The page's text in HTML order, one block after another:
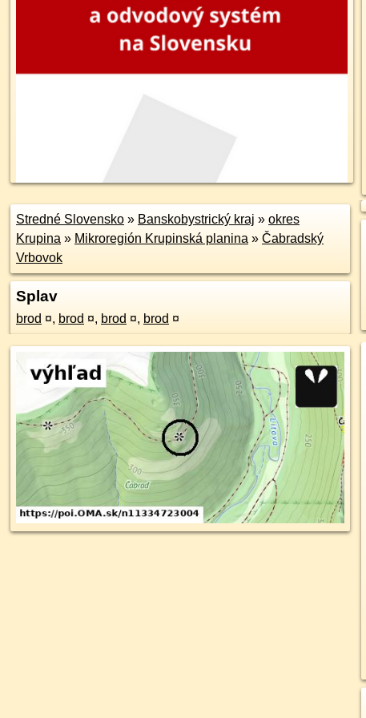
Stredné Slovensko » Banskobystrický kraj » okres
Krupina » Mikroregión Krupinská planina » Čabradský
Vrbovok
Splav
brod ¤, brod ¤, brod ¤, brod ¤